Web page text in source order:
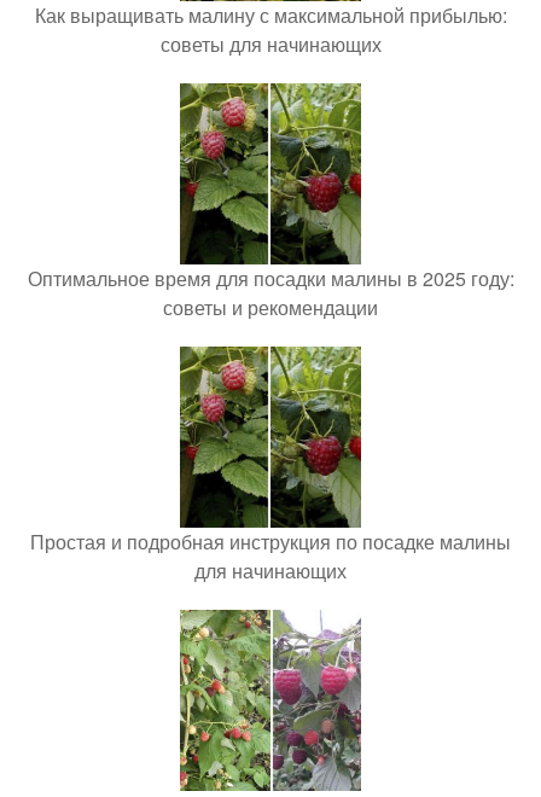
Как выращивать малину с максимальной прибылью:
советы для начинающих
Оптимальное время для посадки малины в 2025 году:
советы и рекомендации
Простая и подробная инструкция по посадке малины
для начинающих